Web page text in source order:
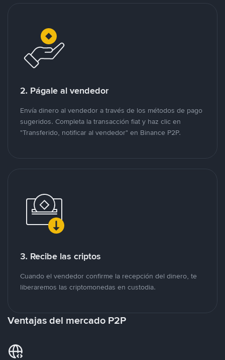
2. Págale al vendedor
Envía dinero al vendedor a través de los métodos de pago
sugeridos. Completa la transacción fiat y haz clic en
"Transferido, notificar al vendedor" en Binance P2P.
3. Recibe las criptos
Cuando el vendedor confirme la recepción del dinero, te
liberaremos las criptomonedas en custodia.
Ventajas del mercado P2P